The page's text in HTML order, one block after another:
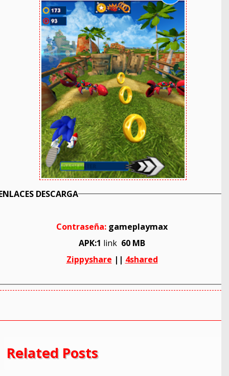
DESCARGA
Contraseña: gameplaymax
APK:1 link 60 MB
Zippyshare || 4shared
Related Posts